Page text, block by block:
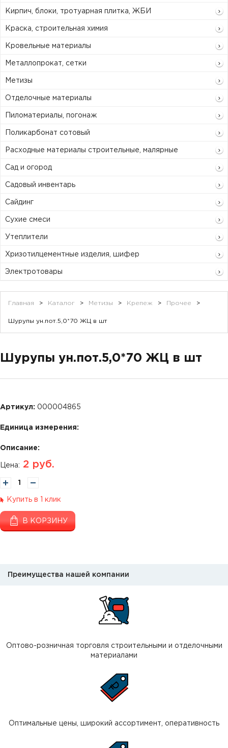
Кирпич, блоки, тротуарная плитка, ЖБИ
Краска, строительная химия
Кровельные материалы
Металлопрокат, сетки
Метизы
Отделочные материалы
Пиломатериалы, погонаж
Поликарбонат сотовый
Расходные материалы строительные, малярные
Сад и огород
Садовый инвентарь
Сайдинг
Сухие смеси
Утеплители
Хризотилцементные изделия, шифер
Электротовары
Главная > Каталог > Метизы > Крепеж > Прочее >
Шурупы ун.пот.5,0*70 ЖЦ в шт
Шурупы ун.пот.5,0*70 ЖЦ в шт
Артикул: 000004865
Единица измерения:
Описание:
Цена: 2 руб.
Купить в 1 клик
В КОРЗИНУ
Преимущества нашей компании
Оптово-розничная торговля строительными и отделочными
материалами
Оптимальные цены, широкий ассортимент, оперативность